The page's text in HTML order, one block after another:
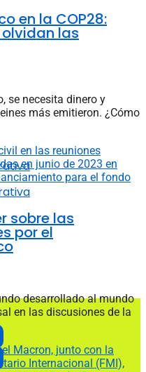
en la COP28:
las
se necesita dinero y
más emitieron. ¿Cómo
sobre las
por el
desarrollado al mundo
en las discusiones de la